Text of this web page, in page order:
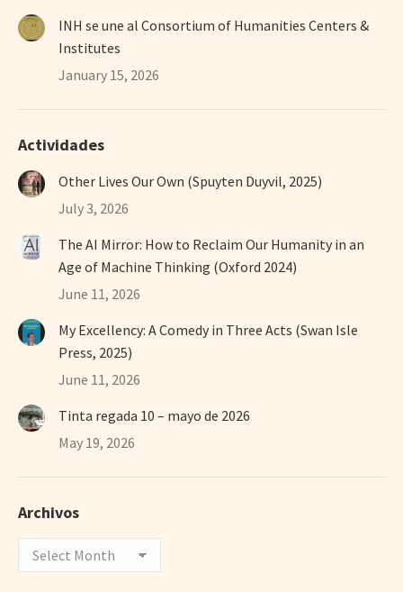
INH se une al Consortium of Humanities Centers &
Institutes
January 15, 2026
Actividades
Other Lives Our Own (Spuyten Duyvil, 2025)
July 3, 2026
The AI Mirror: How to Reclaim Our Humanity in an
Age of Machine Thinking (Oxford 2024)
June 11, 2026
My Excellency: A Comedy in Three Acts (Swan Isle
Press, 2025)
June 11, 2026
Tinta regada 10 – mayo de 2026
May 19, 2026
Archivos
Archivos